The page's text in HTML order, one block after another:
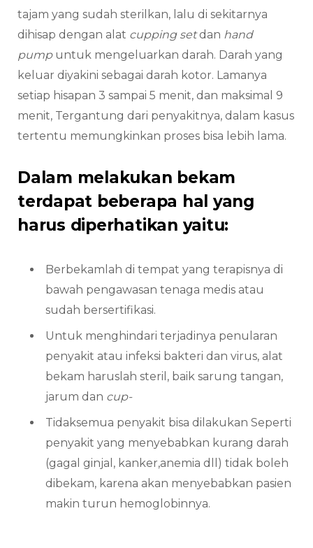
tajam yang sudah sterilkan, lalu di sekitarnya
dihisap dengan alat cupping setdan hand
pumpuntuk mengeluarkan darah. Darah yang
keluar diyakini sebagai darah kotor. Lamanya
setiap hisapan 3 sampai 5 menit, dan maksimal 9
menit, Tergantung dari penyakitnya, dalam kasus
tertentu memungkinkan proses bisa lebih lama.
Dalam melakukan bekam
terdapat beberapa hal yang
harus diperhatikan yaitu:
Berbekamlah di tempat yang terapisnya di
bawah pengawasan tenaga medis atau
sudah bersertifikasi.
Untuk menghindari terjadinya penularan
penyakit atau infeksi bakteri dan virus, alat
bekam haruslah steril, baik sarung tangan,
jarum dan cup-
Tidaksemua penyakit bisa dilakukan Seperti
penyakit yang menyebabkan kurang darah
(gagal ginjal, kanker,anemia dll) tidak boleh
dibekam, karena akan menyebabkan pasien
makin turun hemoglobinnya.